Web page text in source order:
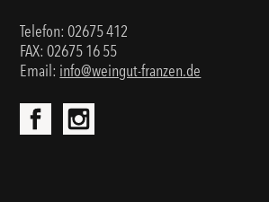
Telefon:02675 412
FAX: 02675 16 55
Email: info@weingut-franzen.de